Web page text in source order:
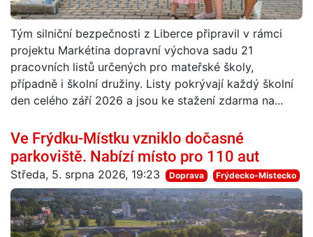
Tým silniční bezpečnosti z Liberce připravil v rámci
projektu Markétina dopravní výchova sadu 21
pracovních listů určených pro mateřské školy,
případně i školní družiny. Listy pokrývají každý školní
den celého září 2026 a jsou ke stažení zdarma na...
Ve Frýdku-Místku vzniklo dočasné
parkoviště. Nabízí místo pro 110 aut
Středa, 5. srpna 2026, 19:23 Doprava Frýdecko-Místecko